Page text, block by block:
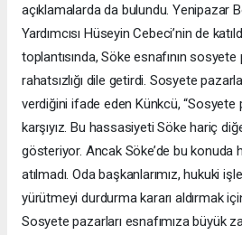
açıklamalarda da bulundu. Yenipazar
Yardımcısı Hüseyin Cebeci’nin de
toplantısında, Söke esnafının
rahatsızlığı dile getirdi. Sosyete
verdiğini ifade eden Künkcü, “Sosyete
karşıyız. Bu hassasiyeti Söke hariç
gösteriyor. Ancak Söke’de bu konuda
atılmadı. Oda başkanlarımız, hukuki
yürütmeyi durdurma kararı aldırmak
Sosyete pazarları esnafımıza büyük